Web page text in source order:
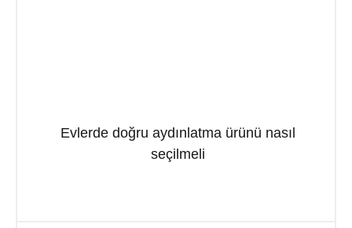
Evlerde doğru aydınlatma ürünü nasıl
seçilmeli